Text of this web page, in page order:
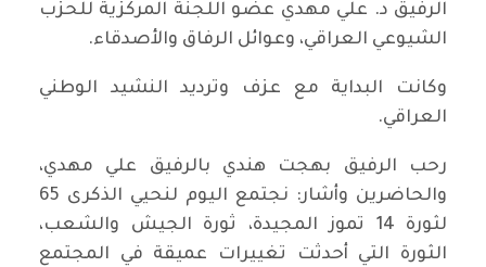
الرفيق د. علي مهدي عضو اللجنة المركزية للحزب
الشيوعي العراقي، وعوائل الرفاق والأصدقاء.
وكانت البداية مع عزف وترديد النشيد الوطني
العراقي.
رحب الرفيق بهجت هندي بالرفيق علي مهدي،
والحاضرين وأشار: نجتمع اليوم لنحيي الذكرى 65
لثورة 14 تموز المجيدة، ثورة الجيش والشعب،
الثورة التي أحدثت تغييرات عميقة في المجتمع